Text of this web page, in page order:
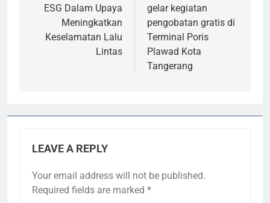
ESG Dalam Upaya
Meningkatkan
Keselamatan Lalu
Lintas
gelar kegiatan
pengobatan gratis di
Terminal Poris
Plawad Kota
Tangerang
LEAVE A REPLY
Your email address will not be published.
Required fields are marked *